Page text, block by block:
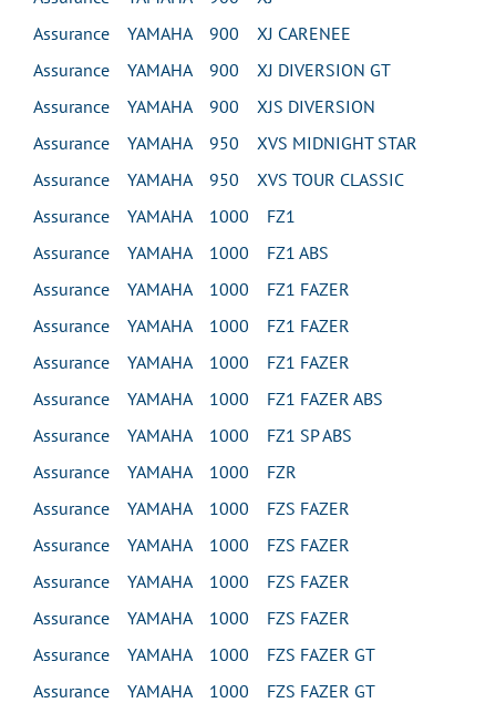
Assurance YAMAHA 900 XJ CARENEE
Assurance YAMAHA 900 XJ DIVERSION GT
Assurance YAMAHA 900 XJS DIVERSION
Assurance YAMAHA 950 XVS MIDNIGHT STAR
Assurance YAMAHA 950 XVS TOUR CLASSIC
Assurance YAMAHA 1000 FZ1
Assurance YAMAHA 1000 FZ1 ABS
Assurance YAMAHA 1000 FZ1 FAZER
Assurance YAMAHA 1000 FZ1 FAZER
Assurance YAMAHA 1000 FZ1 FAZER
Assurance YAMAHA 1000 FZ1 FAZER ABS
Assurance YAMAHA 1000 FZ1 SP ABS
Assurance YAMAHA 1000 FZR
Assurance YAMAHA 1000 FZS FAZER
Assurance YAMAHA 1000 FZS FAZER
Assurance YAMAHA 1000 FZS FAZER
Assurance YAMAHA 1000 FZS FAZER
Assurance YAMAHA 1000 FZS FAZER GT
Assurance YAMAHA 1000 FZS FAZER GT